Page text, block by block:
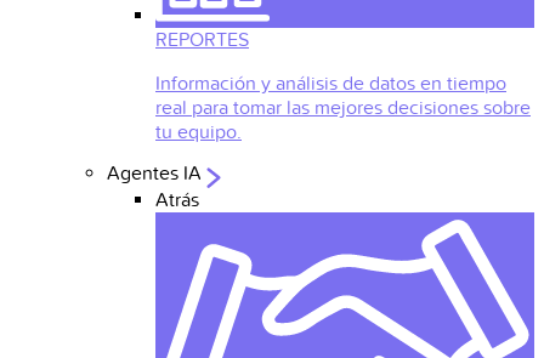
REPORTES
Información y análisis de datos en tiempo
real para tomar las mejores decisiones sobre
tu equipo.
Agentes IA
Atrás